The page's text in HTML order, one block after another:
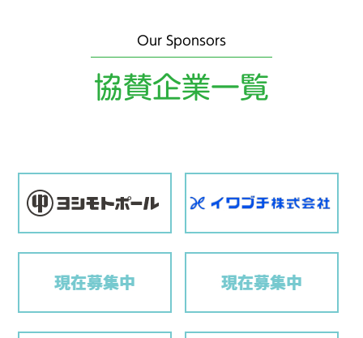
Our Sponsors
協賛企業一覧